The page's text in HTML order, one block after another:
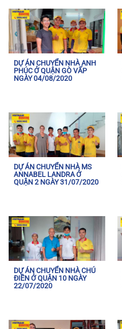
DỰ ÁN CHUYỂN NHÀ ANH
PHÚC Ở QUẬN GÒ VẤP
NGÀY 04/08/2020
DỰ ÁN CHUYỂN NHÀ MS
ANNABEL LANDRA Ở
QUẬN 2 NGÀY 31/07/2020
DỰ ÁN CHUYỂN NHÀ CHÚ
ĐIỀN Ở QUẬN 10 NGÀY
22/07/2020